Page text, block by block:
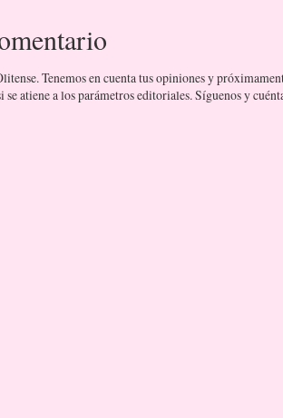
Tenemos en cuenta tus opiniones y
atiene a los parámetros editoriales. Síguenos y